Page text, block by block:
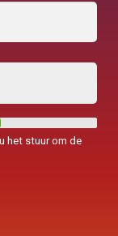
het stuur om de